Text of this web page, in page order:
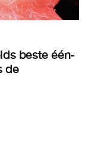
beste één-
de